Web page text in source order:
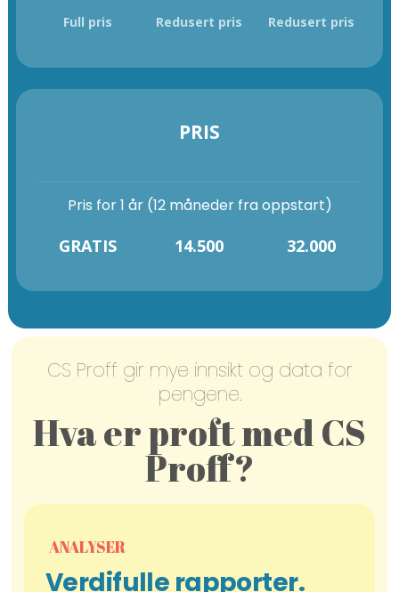
Full pris Redusert pris Redusert pris
PRIS
Pris for 1 år (12 måneder fra oppstart)
GRATIS 14.500 32.000
CS Proff gir mye innsikt og data for
pengene.
Hva er proft med CS
Proff?
ANALYSER
Verdifulle rapporter.